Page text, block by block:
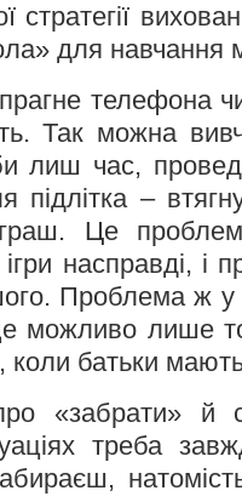
стратегії
для навчання
телефона
Так можна
лиш час,
–
Це
насправді, і
Проблема ж
можливо лише
батьки
«забрати» й
треба